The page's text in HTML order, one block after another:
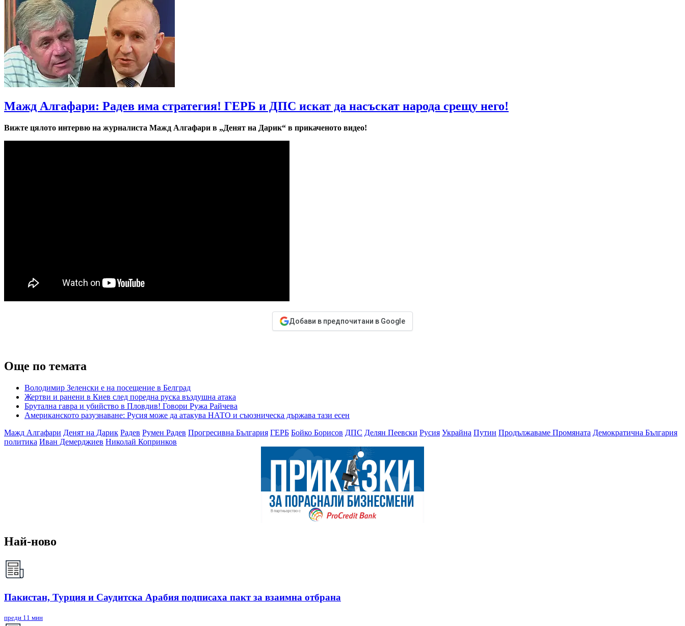
Мажд Алгафари: Радев има стратегия! ГЕРБ и ДПС искат да насъскат народа срещу него!
Вижте цялото интервю на журналиста Мажд Алгафари в „Денят на Дарик“ в прикаченото видео!
Добави в предпочитани в Google
Още по темата
Володимир Зеленски е на посещение в Белград
Жертви и ранени в Киев след поредна руска въздушна атака
Брутална гавра и убийство в Пловдив! Говори Ружа Райчева
Американското разузнаване: Русия може да атакува НАТО и съюзническа държава тази есен
Мажд Алгафари Денят на Дарик Радев Румен Радев Прогресивна България ГЕРБ Бойко Борисов ДПС Делян Пеевски Русия Украйна Путин Продължаваме Промяната Демократична България
политика Иван Демерджиев Николай Копринков
Най-ново
Пакистан, Турция и Саудитска Арабия подписаха пакт за взаимна отбрана
преди 11 мин